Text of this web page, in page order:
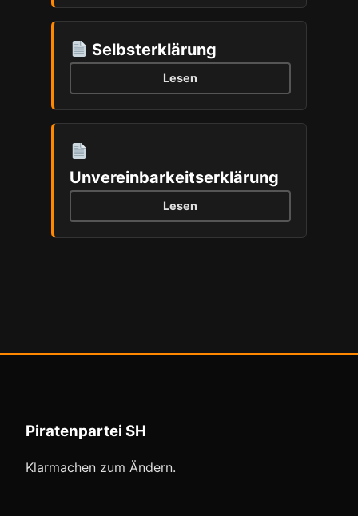
Selbsterklärung
Lesen
Unvereinbarkeitserklärung
Lesen
Piratenpartei SH
Klarmachen zum Ändern.